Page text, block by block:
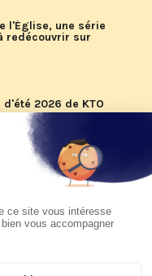
l'Église, une série
redécouvrir sur
2026 de KTO
du pape Léon
sur KTO le